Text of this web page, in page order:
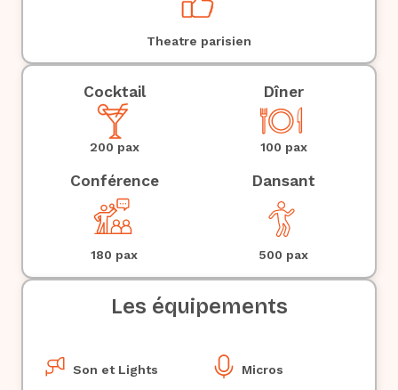
Theatre parisien
Cocktail
200 pax
Dîner
100 pax
Conférence
180 pax
Dansant
500 pax
Les équipements
Son et Lights Micros